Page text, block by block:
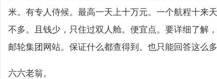
米。有专人侍候。最高一天上十万元。一个航程十来
不多。且钱少，只住过双人舱。便宜点。要详细了解
邮轮集团网站。保证什么都查得到。也只能回答这么
六六老翁。